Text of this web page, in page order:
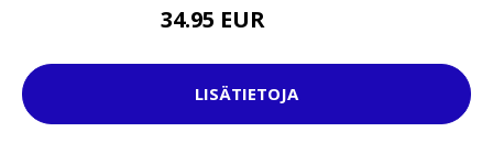
34.95 EUR
LISÄTIETOJA